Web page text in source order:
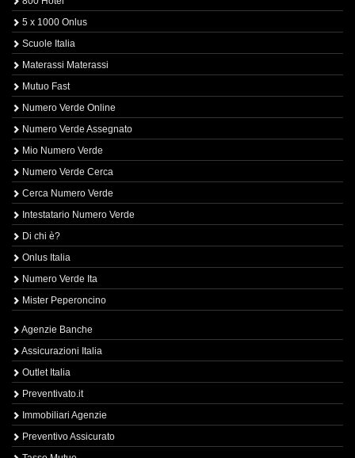
5 x 1000 Onlus
Scuole Italia
Materassi Materassi
Mutuo Fast
Numero Verde Online
Numero Verde Assegnato
Mio Numero Verde
Numero Verde Cerca
Cerca Numero Verde
Intestatario Numero Verde
Di chi è?
Onlus Italia
Numero Verde Ita
Mister Peperoncino
Agenzie Banche
Assicurazioni Italia
Outlet Italia
Preventivato.it
Immobiliari Agenzie
Preventivo Assicurato